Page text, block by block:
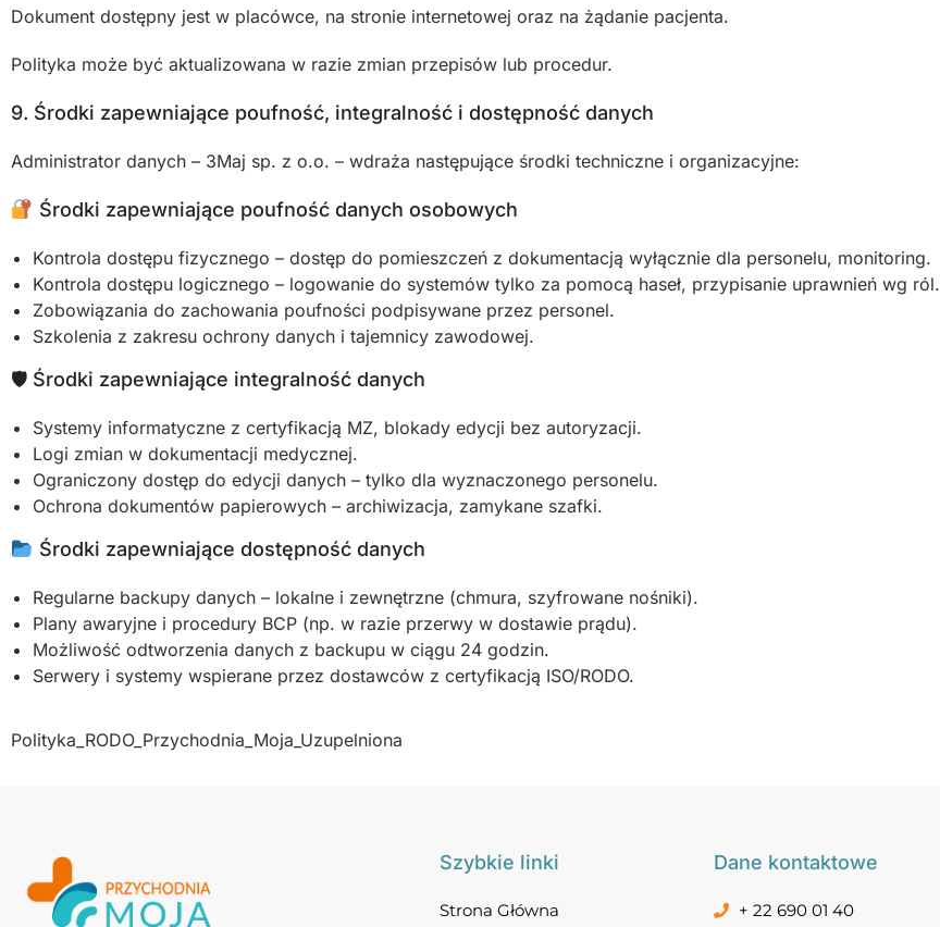
Dokument dostępny jest w placówce, na stronie internetowej oraz na żądanie pacjenta.
Polityka może być aktualizowana w razie zmian przepisów lub procedur.
9. Środki zapewniające poufność, integralność i dostępność danych
Administrator danych – 3Maj sp. z o.o. – wdraża następujące środki techniczne i organizacyjne:
Środki zapewniające poufność danych osobowych
Kontrola dostępu fizycznego – dostęp do pomieszczeń z dokumentacją wyłącznie dla personelu, monitoring.
Kontrola dostępu logicznego – logowanie do systemów tylko za pomocą haseł, przypisanie uprawnień wg ról.
Zobowiązania do zachowania poufności podpisywane przez personel.
Szkolenia z zakresu ochrony danych i tajemnicy zawodowej.
🛡 Środki zapewniające integralność danych
Systemy informatyczne z certyfikacją MZ, blokady edycji bez autoryzacji.
Logi zmian w dokumentacji medycznej.
Ograniczony dostęp do edycji danych – tylko dla wyznaczonego personelu.
Ochrona dokumentów papierowych – archiwizacja, zamykane szafki.
Środki zapewniające dostępność danych
Regularne backupy danych – lokalne i zewnętrzne (chmura, szyfrowane nośniki).
Plany awaryjne i procedury BCP (np. w razie przerwy w dostawie prądu).
Możliwość odtworzenia danych z backupu w ciągu 24 godzin.
Serwery i systemy wspierane przez dostawców z certyfikacją ISO/RODO.
Polityka_RODO_Przychodnia_Moja_Uzupelniona
Szybkie linki
Strona Główna
Dane kontaktowe
+ 22 690 01 40